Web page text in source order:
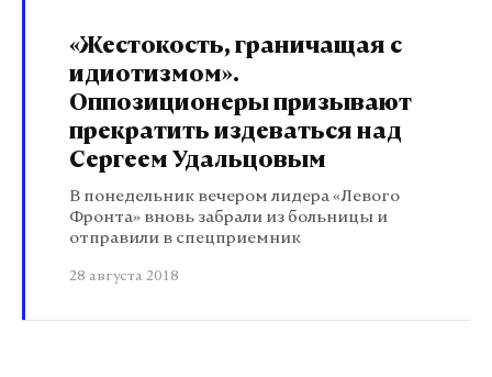
«Жестокость, граничащая с
идиотизмом».
Оппозиционеры призывают
прекратить издеваться над
Сергеем Удальцовым
В понедельник вечером лидера «Левого
Фронта» вновь забрали из больницы и
отправили в спецприемник
28 августа 2018